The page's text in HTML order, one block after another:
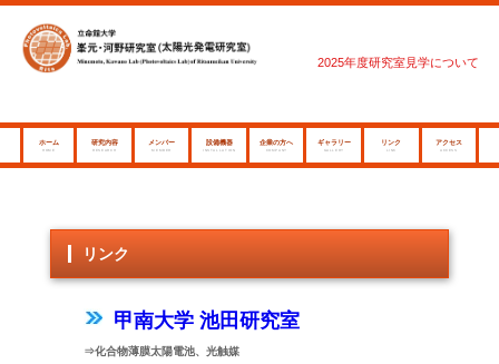
2025年度研究室見学について
ホーム
HOME
研究内容
RESEARCH
メンバー
MEMBER
設備機器
INSTALLATION
企業の方へ
COMPANY
ギャラリー
GALLERY
リンク
LINK
アクセス
ACCESS
リンク
甲南大学 池田研究室
⇒化合物薄膜太陽電池、光触媒